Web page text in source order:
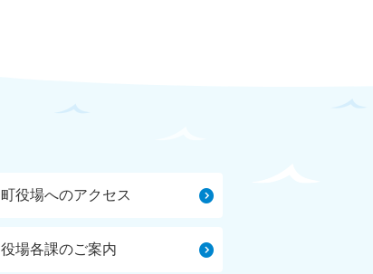
町役場へのアクセス
役場各課のご案内